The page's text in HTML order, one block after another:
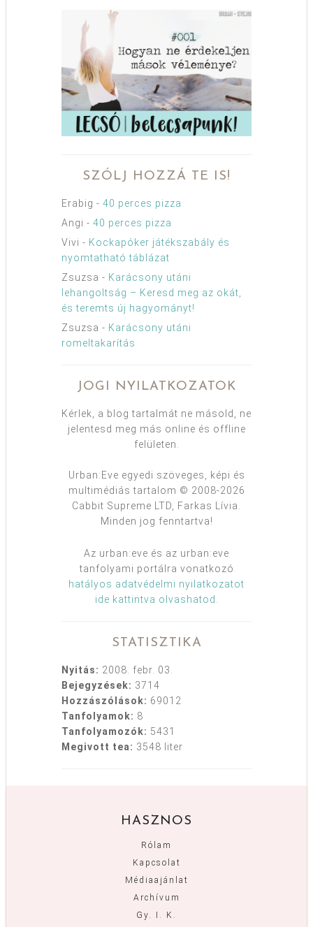
SZÓLJ HOZZÁ TE IS!
Erabig - 40 perces pizza
Angi - 40 perces pizza
Vivi - Kockapóker játékszabály és
nyomtatható táblázat
Zsuzsa - Karácsony utáni
lehangoltság – Keresd meg az okát,
és teremts új hagyományt!
Zsuzsa - Karácsony utáni
romeltakarítás
JOGI NYILATKOZATOK
Kérlek, a blog tartalmát ne másold, ne
jelentesd meg más online és offline
felületen.
Urban:Eve egyedi szöveges, képi és
multimédiás tartalom © 2008-2026
Cabbit Supreme LTD, Farkas Lívia.
Minden jog fenntartva!
Az urban:eve és az urban:eve
tanfolyami portálra vonatkozó
hatályos adatvédelmi nyilatkozatot
ide kattintva olvashatod
STATISZTIKA
Nyitás: 2008. febr. 03.
Bejegyzések: 3714
Hozzászólások: 69012
Tanfolyamok: 8
Tanfolyamozók: 5431
Megivott tea: 3548 liter
HASZNOS
Rólam
Kapcsolat
Médiaajánlat
Archívum
Gy. I. K.